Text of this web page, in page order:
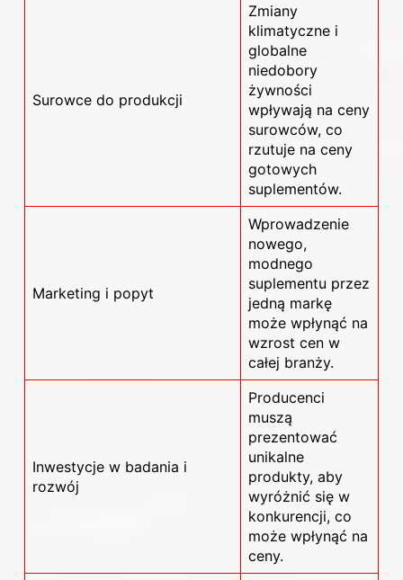
Surowce do produkcji
Zmiany
klimatyczne i
globalne
niedobory
żywności
wpływają na ceny
surowców, co
rzutuje na ceny
gotowych
suplementów.
Marketing i popyt
Wprowadzenie
nowego,
modnego
suplementu przez
jedną markę
może wpłynąć na
wzrost cen w
całej branży.
Inwestycje w badania i
rozwój
Producenci
muszą
prezentować
unikalne
produkty, aby
wyróżnić się w
konkurencji, co
może wpłynąć na
ceny.